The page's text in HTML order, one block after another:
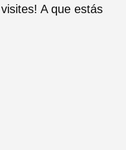
A que estás